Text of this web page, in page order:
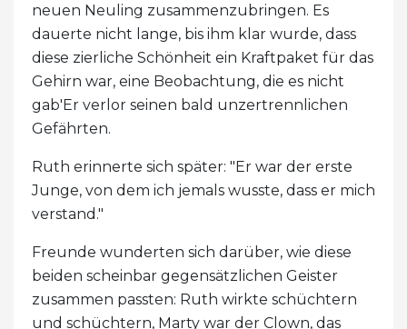
neuen Neuling zusammenzubringen. Es
dauerte nicht lange, bis ihm klar wurde, dass
diese zierliche Schönheit ein Kraftpaket für das
Gehirn war, eine Beobachtung, die es nicht
gab'Er verlor seinen bald unzertrennlichen
Gefährten.
Ruth erinnerte sich später: "Er war der erste
Junge, von dem ich jemals wusste, dass er mich
verstand."
Freunde wunderten sich darüber, wie diese
beiden scheinbar gegensätzlichen Geister
zusammen passten: Ruth wirkte schüchtern
und schüchtern, Marty war der Clown, das